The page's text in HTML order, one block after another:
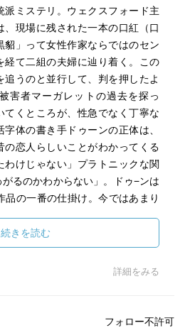
派ミステリ。ウェクスフォード主
、現場に残された一本の口紅（口
貂」って女性作家ならではのセン
経て二組の夫婦に辿り着く。この
追うのと並行して、判を押したよ
害者マーガレットの過去を探っ
てくところが、性急でなく丁寧な
体の書き手ドゥーンの正体は、
の恋人らしいことがわかってくる
わけじゃない」プラトニックな関
るのかわからない」。ドゥ−ンは
品の一番の仕掛け。今ではあまり
し方とか）も見られたけど、安心
続きを読む
詳細をみる
フォロー不許可